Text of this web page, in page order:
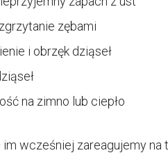
zębami
i obrzęk dziąseł
na zimno lub ciepło
wcześniej zareagujemy